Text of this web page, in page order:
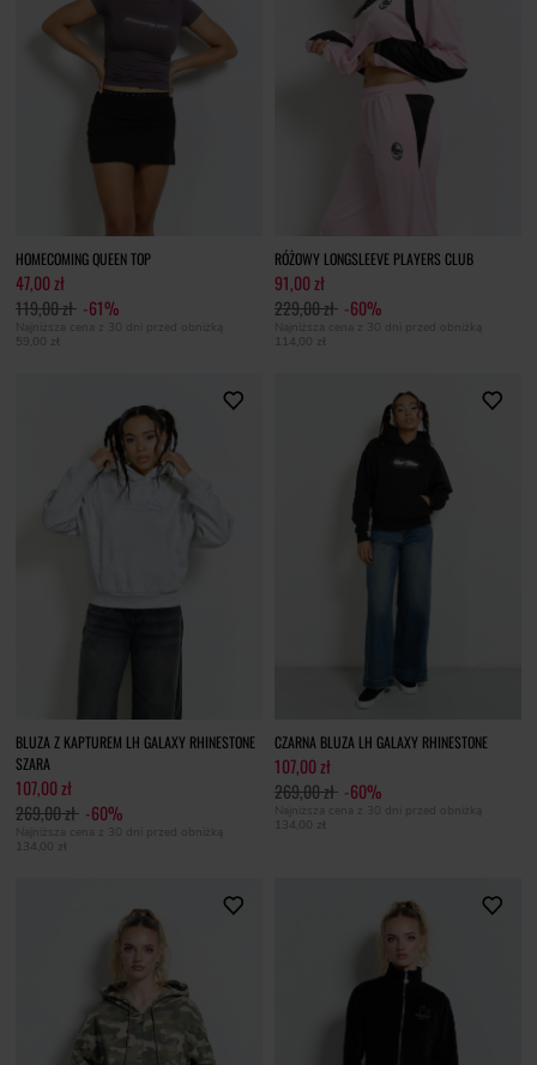
HOMECOMING QUEEN TOP
47,00 zł
119,00 zł -61%
Najniższa cena z 30 dni przed obniżką
59,00 zł
RÓŻOWY LONGSLEEVE PLAYERS CLUB
91,00 zł
229,00 zł -60%
Najniższa cena z 30 dni przed obniżką
114,00 zł
BLUZA Z KAPTUREM LH GALAXY RHINESTONE
SZARA
107,00 zł
269,00 zł -60%
Najniższa cena z 30 dni przed obniżką
134,00 zł
CZARNA BLUZA LH GALAXY RHINESTONE
107,00 zł
269,00 zł -60%
Najniższa cena z 30 dni przed obniżką
134,00 zł